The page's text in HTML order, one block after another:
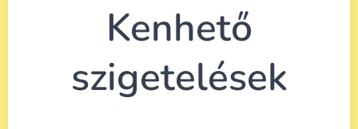
Kenhető
szigetelések